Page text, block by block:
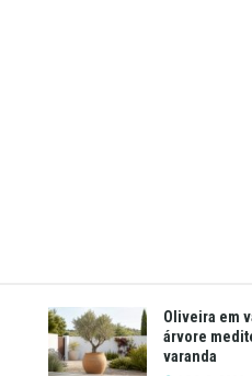
Oliveira em
árvore
varanda